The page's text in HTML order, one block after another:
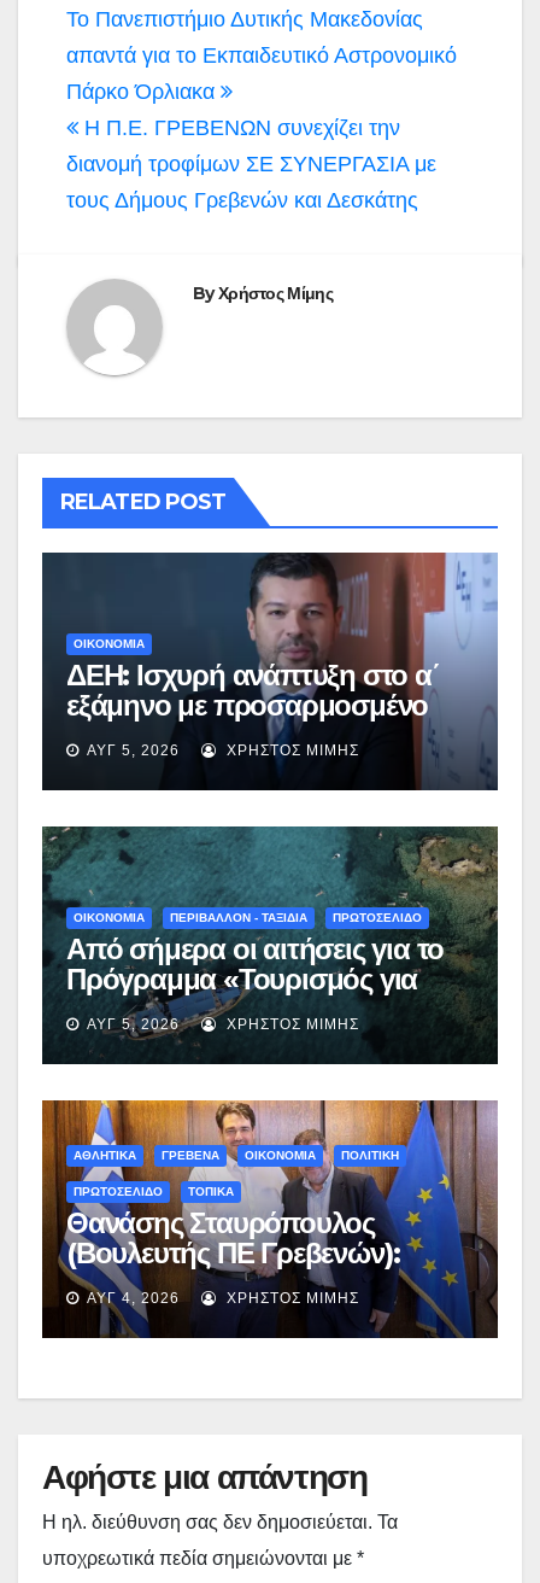
Πλοήγηση
άρθρων
Το Πανεπιστήμιο Δυτικής Μακεδονίας
απαντά για το Εκπαιδευτικό Αστρονομικό
Πάρκο Όρλιακα
Η Π.Ε. ΓΡΕΒΕΝΩΝ συνεχίζει την
διανομή τροφίμων ΣΕ ΣΥΝΕΡΓΑΣΙΑ με
τους Δήμους Γρεβενών και Δεσκάτης
ByΧρήστος Μίμης
RELATED POST
ΟΙΚΟΝΟΜΙΑ
ΔΕΗ: Ισχυρή ανάπτυξη στο α΄
εξάμηνο με προσαρμοσμένο
EBITDA στα €1,2 δισ.
ΑΥΓ 5, 2026 ΧΡΉΣΤΟΣ ΜΊΜΗΣ
ΟΙΚΟΝΟΜΙΑ ΠΕΡΙΒΑΛΛΟΝ - ΤΑΞΙΔΙΑ ΠΡΩΤΟΣΕΛΙΔΟ
Από σήμερα οι αιτήσεις για το
Πρόγραμμα «Τουρισμός για
Όλους 2026-2027» – Πότε λήγει
η προσθεσμία
ΑΥΓ 5, 2026 ΧΡΉΣΤΟΣ ΜΊΜΗΣ
ΑΘΛΗΤΙΚΑ ΓΡΕΒΕΝΑ ΟΙΚΟΝΟΜΙΑ ΠΟΛΙΤΙΚΗ
ΠΡΩΤΟΣΕΛΙΔΟ ΤΟΠΙΚΑ
Θανάσης Σταυρόπουλος
(Βουλευτής ΠΕ Γρεβενών):
Έκτακτη χρηματοδότηση
400.000€ για επιπλέον
εργασίες στο Δημοτικό Στάδιο
ΑΥΓ 4, 2026 ΧΡΉΣΤΟΣ ΜΊΜΗΣ
Αφήστε μια απάντηση
Η ηλ. διεύθυνση σας δεν δημοσιεύεται. Τα
υποχρεωτικά πεδία σημειώνονται με *